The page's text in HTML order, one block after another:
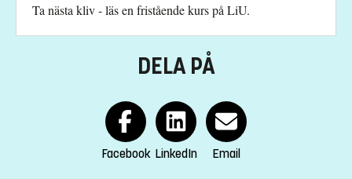
Ta nästa kliv - läs en fristående kurs på LiU.
DELA PÅ
Facebook LinkedIn Email